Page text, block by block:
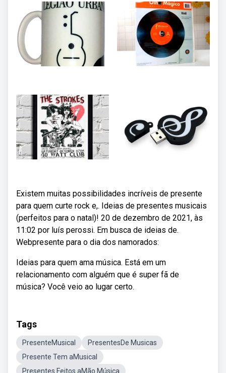
Existem muitas possibilidades incríveis de presente
para quem curte rock e,. Ideias de presentes musicais
(perfeitos para o natal)! 20 de dezembro de 2021, às
11:02 por luís perossi. Em busca de ideias de.
Webpresente para o dia dos namorados:
Ideias para quem ama música. Está em um
relacionamento com alguém que é super fã de
música? Você veio ao lugar certo.
Tags
PresenteMusical
PresentesDe Musicas
Presente Tem aMusical
Presentes Feitos aMão Música